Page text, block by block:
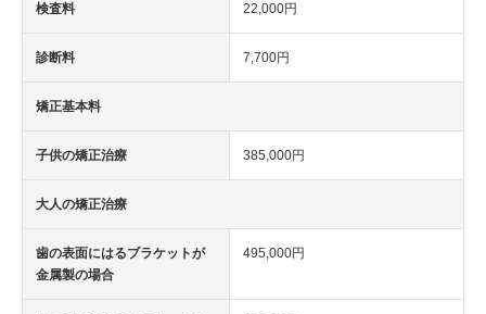
検査料 22,000円
診断料 7,700円
矯正基本料
子供の矯正治療 385,000円
大人の矯正治療
歯の表面にはるブラケットが
金属製の場合
495,000円